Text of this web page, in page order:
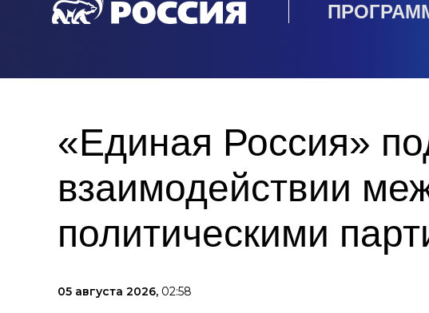
«Единая Россия»
взаимодействии
политическими
05 августа 2026, 02:58